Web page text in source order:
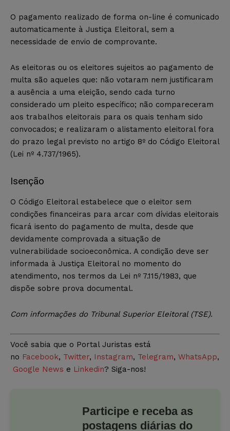
O pagamento realizado de forma on-line é comunicado
automaticamente à Justiça Eleitoral, sem a
necessidade de envio de comprovante.
As eleitoras ou os eleitores sujeitos ao pagamento de
multa são aqueles que: não votaram nem justificaram
a ausência a uma eleição, sendo cada turno
considerado um pleito específico; não compareceram
aos trabalhos eleitorais para os quais tenham sido
convocados; e realizaram o alistamento eleitoral fora
do prazo legal previsto no artigo 8º do Código Eleitoral
(Lei nº 4.737/1965).
Isenção
O Código Eleitoral estabelece que o eleitor sem
condições financeiras para arcar com dívidas eleitorais
ficará isento do pagamento de multa, desde que
devidamente comprovada a situação de
vulnerabilidade socioeconômica. A condição deve ser
informada à Justiça Eleitoral no momento do
atendimento, nos termos da Lei nº 7.115/1983, que
dispõe sobre prova documental.
Com informações do Tribunal Superior Eleitoral (TSE).
Você sabia que o Portal Juristas está
no Facebook, Twitter, Instagram, Telegram, WhatsApp,
Google News e Linkedin? Siga-nos!
Participe e receba as
postagens diárias do